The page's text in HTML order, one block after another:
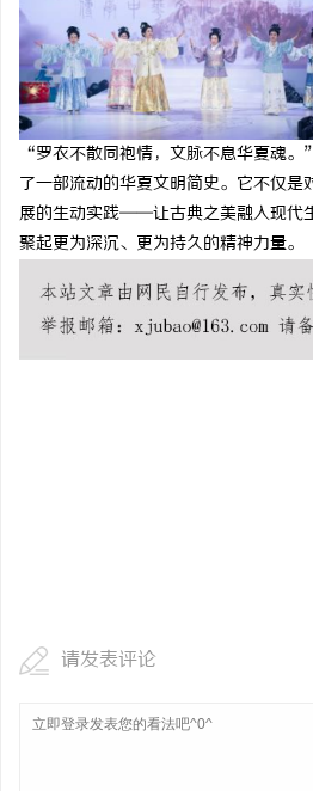
“罗衣不散同袍情，文脉不息华夏魂
了一部流动的华夏文明简史。它不仅
展的生动实践——让古典之美融入现代
聚起更为深沉、更为持久的精神力量。
请发表评论